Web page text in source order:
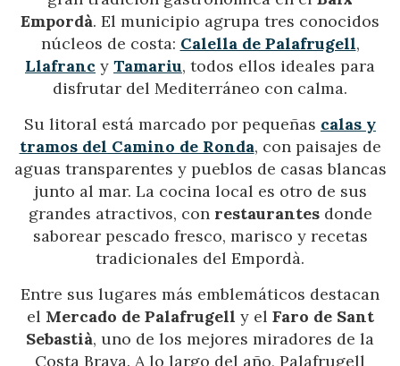
Empordà. El municipio agrupa tres conocidos
núcleos de costa: Calella de Palafrugell,
Llafranc y Tamariu, todos ellos ideales para
disfrutar del Mediterráneo con calma.
Su litoral está marcado por pequeñas calas y
tramos del Camino de Ronda, con paisajes de
aguas transparentes y pueblos de casas blancas
junto al mar. La cocina local es otro de sus
grandes atractivos, con restaurantesdonde
saborear pescado fresco, marisco y recetas
tradicionales del Empordà.
Entre sus lugares más emblemáticos destacan
el Mercado de Palafrugell y el Faro de Sant
Sebastià, uno de los mejores miradores de la
Costa Brava. A lo largo del año, Palafrugell